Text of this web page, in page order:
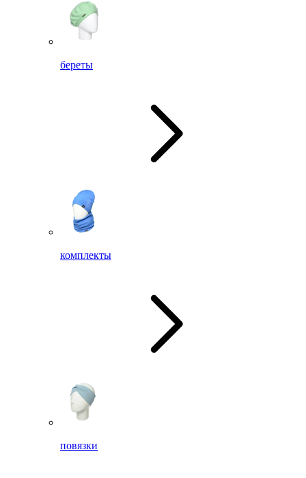
береты
комплекты
повязки